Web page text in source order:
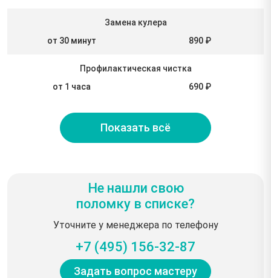
Замена кулера
от 30 минут
890 ₽
Профилактическая чистка
от 1 часа
690 ₽
Показать всё
Не нашли свою
поломку в списке?
Уточните у менеджера по телефону
+7 (495) 156-32-87
Задать вопрос мастеру